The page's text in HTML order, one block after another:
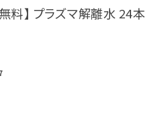
料】 プラズマ解離水 24本